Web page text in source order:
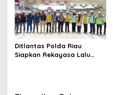
Ditlantas Polda Riau
Siapkan Rekayasa Lalu